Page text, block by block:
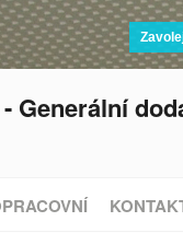
Generální